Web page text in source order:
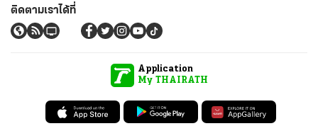
ติดตามเราได้ที่
Application
My THAIRATH